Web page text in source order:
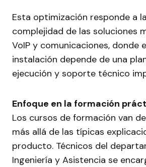
Esta optimización responde a
complejidad de las soluciones
VoIP y comunicaciones, donde
instalación depende de una
ejecución y soporte técnico
Enfoque en la formación
Los cursos de formación van
más allá de las típicas
producto. Técnicos del
Ingeniería y Asistencia se